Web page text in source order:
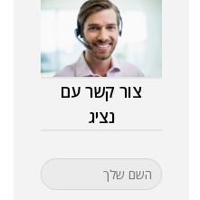
צור קשר עם
נציג